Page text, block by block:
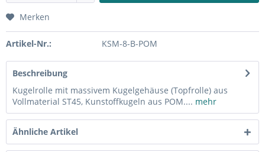
Merken
Artikel-Nr.: KSM-8-B-POM
Beschreibung
Kugelrolle mit massivem Kugelgehäuse (Topfrolle) aus
Vollmaterial ST45, Kunstoffkugeln aus POM.... mehr
Ähnliche Artikel